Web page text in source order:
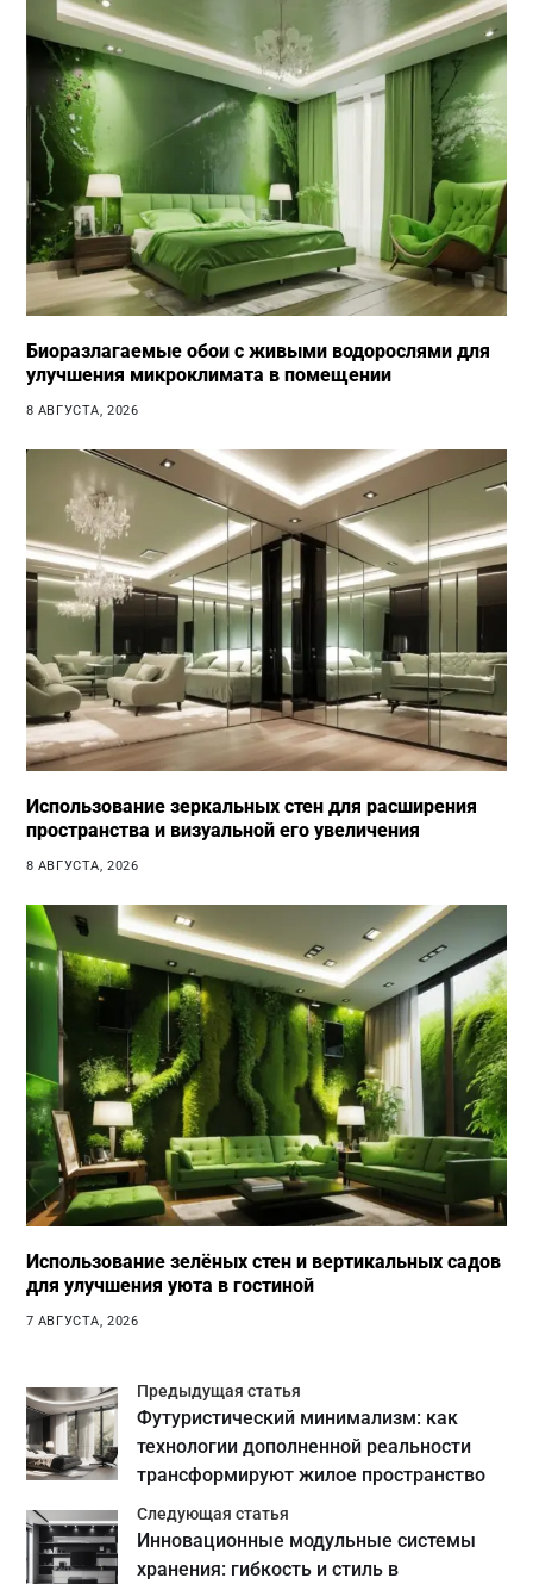
Биоразлагаемые обои с живыми водорослями для
улучшения микроклимата в помещении
8 АВГУСТА, 2026
Использование зеркальных стен для расширения
пространства и визуальной его увеличения
8 АВГУСТА, 2026
Использование зелёных стен и вертикальных садов
для улучшения уюта в гостиной
7 АВГУСТА, 2026
Предыдущая статья
Футуристический минимализм: как
технологии дополненной реальности
трансформируют жилое пространство
Следующая статья
Инновационные модульные системы
хранения: гибкость и стиль в